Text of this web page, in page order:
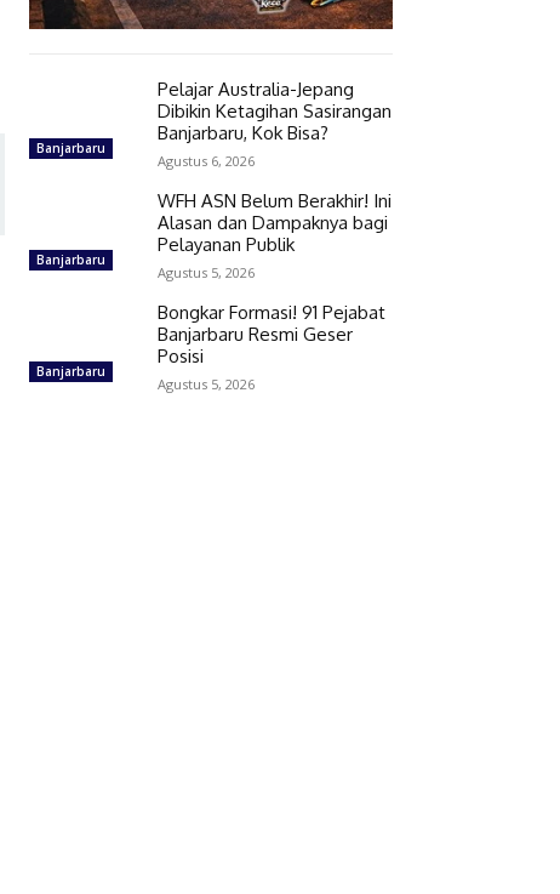
Banjarbaru
Pelajar Australia-Jepang
Dibikin Ketagihan Sasirangan
Banjarbaru, Kok Bisa?
Agustus 6, 2026
Banjarbaru
WFH ASN Belum Berakhir! Ini
Alasan dan Dampaknya bagi
Pelayanan Publik
Agustus 5, 2026
Banjarbaru
Bongkar Formasi! 91 Pejabat
Banjarbaru Resmi Geser
Posisi
Agustus 5, 2026